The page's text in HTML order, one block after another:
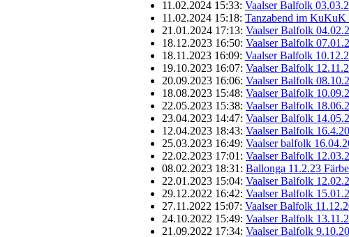
11.02.2024 15:33: Vaalser Balfolk
11.02.2024 15:18: Tanzabend im KuKuK
21.01.2024 17:13: Vaalser Balfolk
18.12.2023 16:50: Vaalser Balfolk
18.11.2023 16:09: Vaalser Balfolk
19.10.2023 16:07: Vaalser Balfolk
20.09.2023 16:06: Vaalser Balfolk
18.08.2023 15:48: Vaalser Balfolk
22.05.2023 15:38: Vaalser Balfolk
23.04.2023 14:47: Vaalser Balfolk
12.04.2023 18:43: Vaalser Balfolk
25.03.2023 16:49: Vaalser balfolk
22.02.2023 17:01: Vaalser Balfolk
08.02.2023 18:31: Ballonga 11.2.23
22.01.2023 15:04: Vaalser Balfolk
29.12.2022 16:42: Vaalser Balfolk
27.11.2022 15:07: Vaalser Balfolk
24.10.2022 15:49: Vaalser Balfolk
21.09.2022 17:34: Vaalser Balfolk